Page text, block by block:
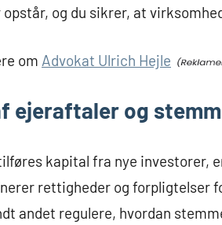
og du sikrer, at
om Advokat Ulrich Hejle
ejeraftaler og
kapital fra nye investorer,
rettigheder og forpligtelser
andet regulere, hvordan